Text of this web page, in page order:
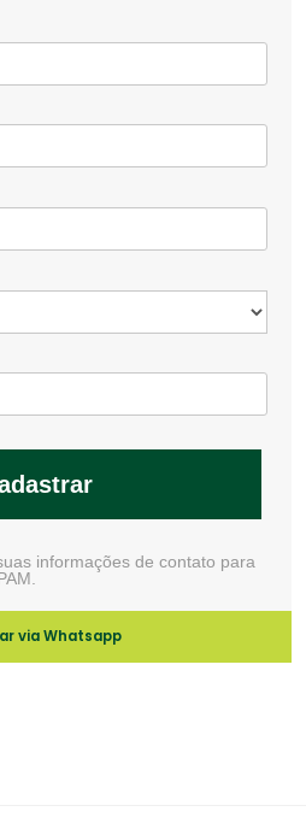
informações de contato para
via Whatsapp